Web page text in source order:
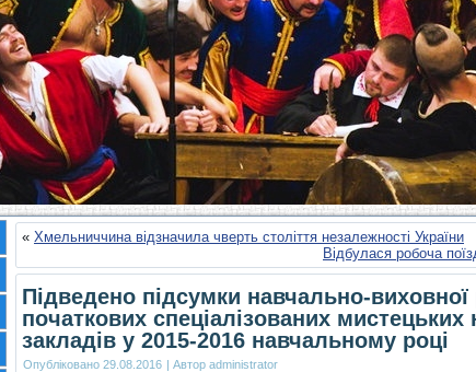
« Хмельниччина відзначила чверть століття незалежності України
Відбулася робоча
Підведено підсумки навчально-виховної
початкових спеціалізованих мистецьких
закладів у 2015-2016 навчальному році
Опубліковано 29.08.2016 | Автор administrator